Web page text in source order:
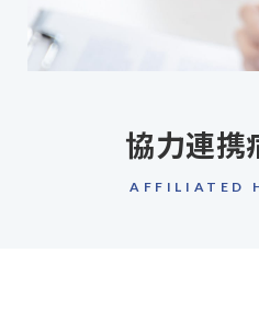
協力連携
AFFILIATED